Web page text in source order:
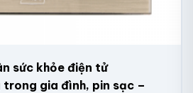
sức khỏe điện tử
gia đình, pin sạc –